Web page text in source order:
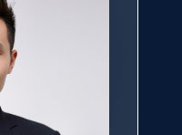
by category url